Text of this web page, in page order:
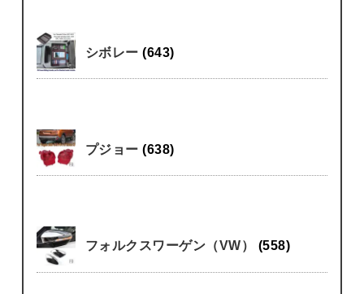
シボレー(643)
プジョー(638)
フォルクスワーゲン（VW） (558)